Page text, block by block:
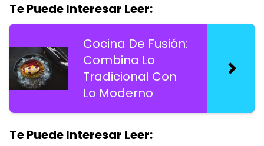
Te Puede Interesar Leer:
Cocina De Fusión:
Combina Lo
Tradicional Con
Lo Moderno
Te Puede Interesar Leer: